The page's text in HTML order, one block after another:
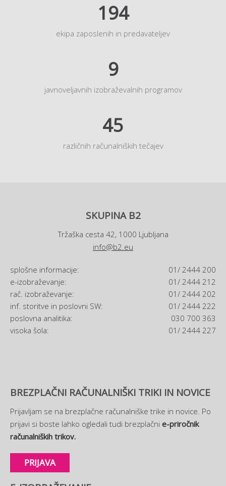
194
ekipa zaposlenih in predavateljev
9
javnoveljavnih izobraževalnih programov
45
različnih računalniških tečajev
SKUPINA B2
Tržaška cesta 42, 1000 Ljubljana
info@b2.eu
splošne informacije:
01/ 2444 200
e-izobraževanje:
01/ 2444 212
rač. izobraževanje:
01/ 2444 202
inf. storitve in poslovni SW:
01/ 2444 222
poslovna analitika:
030 700 363
visoka šola:
01/ 2444 227
BREZPLAČNI RAČUNALNIŠKI TRIKI IN NOVICE
Prijavljam se na brezplačne računalniške trike in novice. Po
prijavi si boste lahko ogledali tudi brezplačni e-priročnik
računalniških trikov.
PRIJAVA